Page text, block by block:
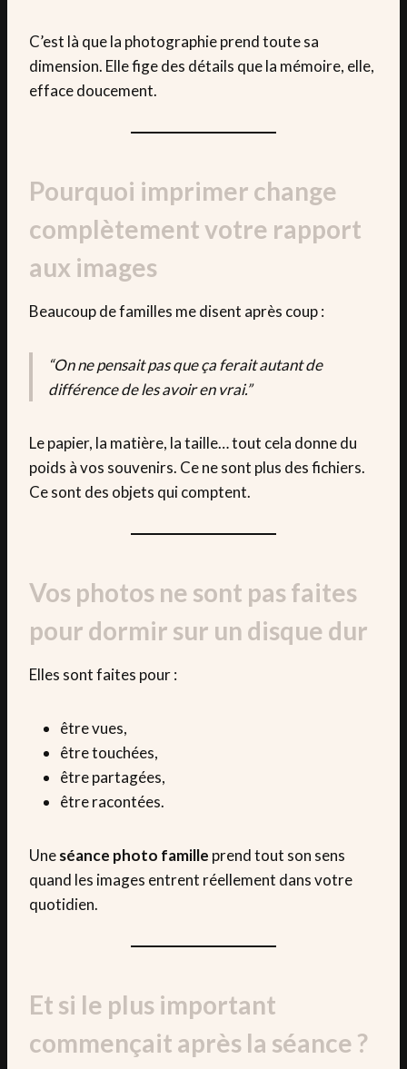
C’est là que la photographie prend toute sa
dimension. Elle fige des détails que la mémoire, elle,
efface doucement.
Pourquoi imprimer change
complètement votre rapport
aux images
Beaucoup de familles me disent après coup :
“On ne pensait pas que ça ferait autant de
différence de les avoir en vrai.”
Le papier, la matière, la taille… tout cela donne du
poids à vos souvenirs. Ce ne sont plus des fichiers.
Ce sont des objets qui comptent.
Vos photos ne sont pas faites
pour dormir sur un disque dur
Elles sont faites pour :
être vues,
être touchées,
être partagées,
être racontées.
Uneséance photo famille prend tout son sens
quand les images entrent réellement dans votre
quotidien.
Et si le plus important
commençait après la séance ?